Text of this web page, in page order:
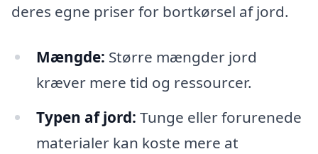
deres egne priser for bortkørsel af jord.
Mængde: Større mængder jord
kræver mere tid og ressourcer.
Typen af jord: Tunge eller forurenede
materialer kan koste mere at